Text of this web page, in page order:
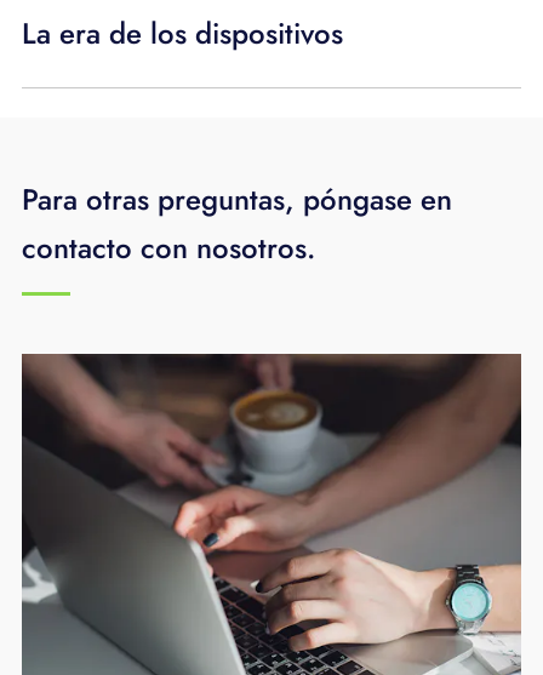
La era de los dispositivos
Para otras preguntas, póngase en
contacto con nosotros.